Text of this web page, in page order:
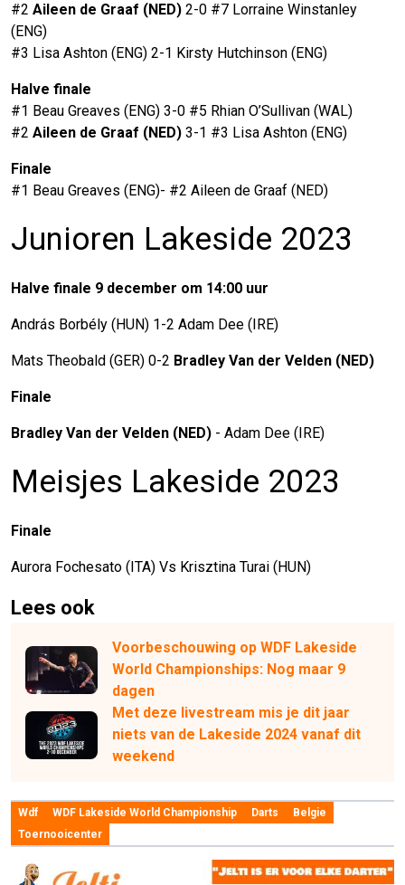
#2 Aileen de Graaf (NED) 2-0 #7 Lorraine Winstanley
(ENG)
#3 Lisa Ashton (ENG) 2-1 Kirsty Hutchinson (ENG)
Halve finale
#1 Beau Greaves (ENG) 3-0 #5 Rhian O’Sullivan (WAL)
#2 Aileen de Graaf (NED) 3-1 #3 Lisa Ashton (ENG)
Finale
#1 Beau Greaves (ENG)- #2 Aileen de Graaf (NED)
Junioren Lakeside 2023
Halve finale 9 december om 14:00 uur
András Borbély (HUN) 1-2 Adam Dee (IRE)
Mats Theobald (GER) 0-2 Bradley Van der Velden (NED)
Finale
Bradley Van der Velden (NED) - Adam Dee (IRE)
Meisjes Lakeside 2023
Finale
Aurora Fochesato (ITA) Vs Krisztina Turai (HUN)
Lees ook
Voorbeschouwing op WDF Lakeside
World Championships: Nog maar 9
dagen
Met deze livestream mis je dit jaar
niets van de Lakeside 2024 vanaf dit
weekend
Wdf WDF Lakeside World Championship Darts
Belgie
Toernooicenter